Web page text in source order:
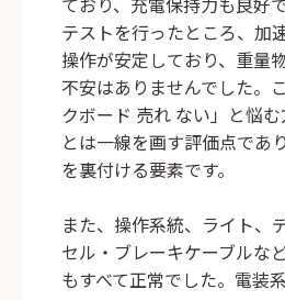
テストを行ったところ、加
操作が安定しており、重量
不安はありませんでした。
クボード 売れ ない」と悩
とは一線を画す評価点であ
を裏付ける要素です。
また、操作系統、ライト、
セル・ブレーキケーブルな
もすべて正常でした。電装